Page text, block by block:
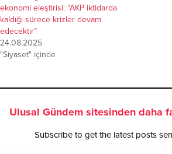
ekonomi eleştirisi: “AKP iktidarda
kaldığı sürece krizler devam
edecektir”
24.08.2025
"Siyaset" içinde
Ulusal Gündem sitesinden daha
Subscribe to get the latest posts